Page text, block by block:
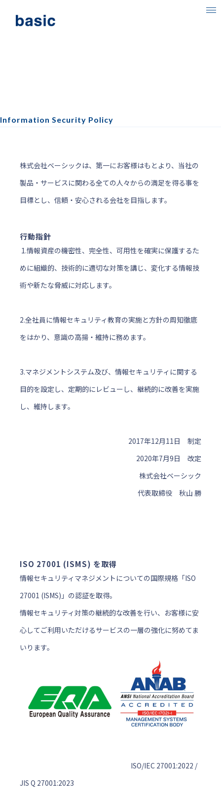
Information Security Policy
株式会社ベーシックは、第一にお客様はもとより、当社の
製品・サービスに関わる全ての人々からの満足を得る事を
目標とし、信頼・安心される会社を目指します。
行動指針
1.情報資産の機密性、完全性、可用性を確実に保護するた
めに組織的、技術的に適切な対策を講じ、変化する情報技
術や新たな脅威に対応します。
2.全社員に情報セキュリティ教育の実施と方針の周知徹底
をはかり、意識の高揚・維持に務めます。
3.マネジメントシステム及び、情報セキュリティに関する
目的を設定し、定期的にレビューし、継続的に改善を実施
し、維持します。
2017年12月11日 制定
2020年7月9日 改定
株式会社ベーシック
代表取締役 秋山 勝
ISO 27001 (ISMS) を取得
情報セキュリティマネジメントについての国際規格「ISO
27001 (ISMS)」の認証を取得。
情報セキュリティ対策の継続的な改善を行い、お客様に安
心してご利用いただけるサービスの一層の強化に努めてま
いります。
ISO/IEC 27001:2022 /
JIS Q 27001:2023